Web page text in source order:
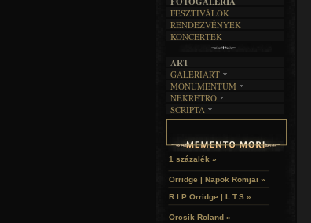
FESZTIVÁLOK
RENDEZVÉNYEK
KONCERTEK
ART
GALERIART
ARTGALERI
KÉPREGÉNYEK
LAKÁSKULTS
MONUMENTUM
TEMETŐK
TEMPLOMOK
HELYEK
NEKRETRO
SZUBKULT
RELIKVIÁK
SCRIPTA
NOVELLÁK
HALÁLTÁNC
1 százalék »
Orridge | Napok Romjai »
R.I.P Orridge | L.T.S »
Orcsik Roland »